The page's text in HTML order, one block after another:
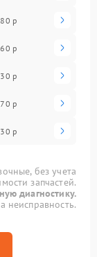
р
р
р
р
р
без учета
запчастей.
диагностику.
неисправность.